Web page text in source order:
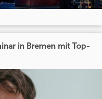
in Bremen mit Top-